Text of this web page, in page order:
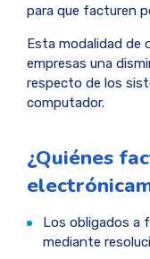
para que facturen
Esta modalidad de
empresas una
respecto de los
computador.
¿Quiénes
Los obligados a
mediante